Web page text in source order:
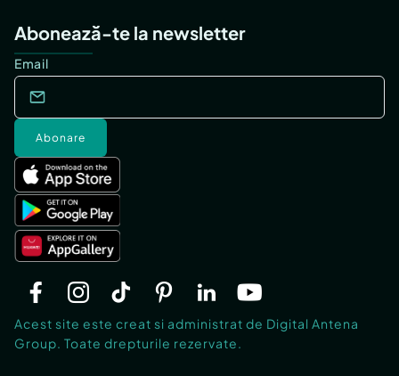
Abonează-te la newsletter
Email
Abonare
Acest site este creat si administrat de Digital Antena
Group. Toate drepturile rezervate.